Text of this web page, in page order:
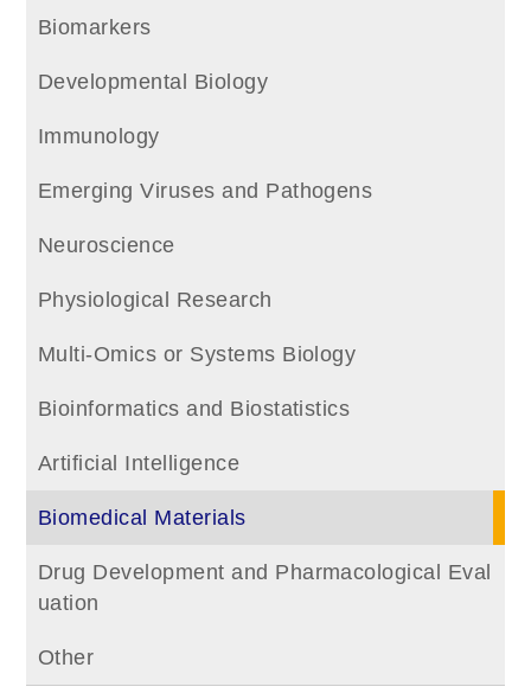
Biomarkers
Developmental Biology
Immunology
Emerging Viruses and Pathogens
Neuroscience
Physiological Research
Multi-Omics or Systems Biology
Bioinformatics and Biostatistics
Artificial Intelligence
Biomedical Materials
Drug Development and Pharmacological Eval
uation
Other